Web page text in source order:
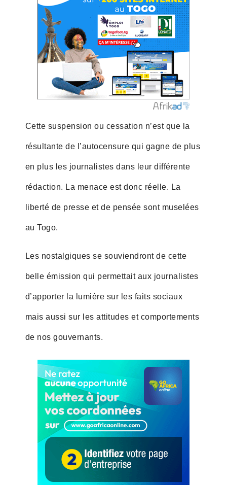
Cette suspension ou cessation n’est que la
résultante de l’autocensure qui gagne de plus
en plus les journalistes dans leur différente
rédaction. La menace est donc réelle. La
liberté de presse et de pensée sont muselées
au Togo.
Les nostalgiques se souviendront de cette
belle émission qui permettait aux journalistes
d’apporter la lumière sur les faits sociaux
mais aussi sur les attitudes et comportements
de nos gouvernants.